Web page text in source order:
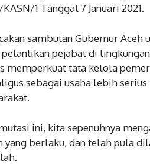
1 Tanggal 7 Januari 2021.
sambutan Gubernur Aceh
pejabat di
memperkuat tata kelola
sebagai usaha lebih
ini, kita sepenuhnya
yang berlaku, dan telah pula